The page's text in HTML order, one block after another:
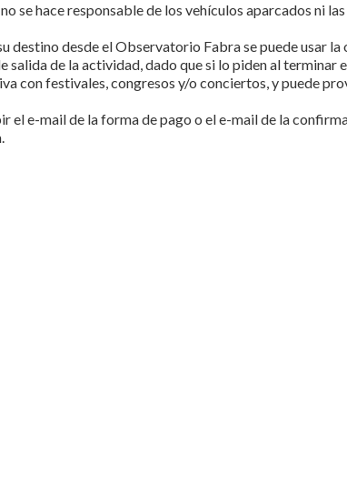
se hace responsable de los vehículos aparcados ni
destino desde el Observatorio Fabra se puede usar
salida de la actividad, dado que si lo piden al
con festivales, congresos y/o conciertos, y puede
el e-mail de la forma de pago o el e-mail de la